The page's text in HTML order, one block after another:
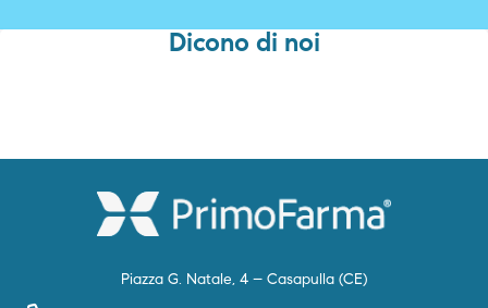
Dicono di noi
Piazza G. Natale, 4 – Casapulla (CE)